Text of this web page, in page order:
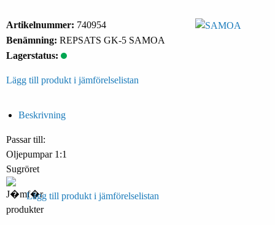
Artikelnummer: 740954
Benämning: REPSATS GK-5 SAMOA
Lagerstatus:
Lägg till produkt i jämförelselistan
Beskrivning
Passar till:
Oljepumpar 1:1
Sugröret
Lägg till produkt i jämförelselistan